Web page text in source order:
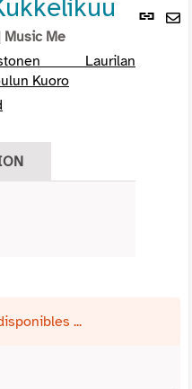
Lien
Music Me
Laurilan
Kuoro
...